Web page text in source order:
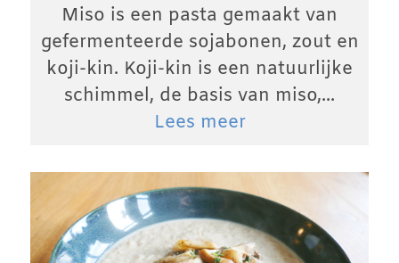
Miso is een pasta gemaakt van
gefermenteerde sojabonen, zout en
koji-kin. Koji-kin is een natuurlijke
schimmel, de basis van miso,...
Lees meer